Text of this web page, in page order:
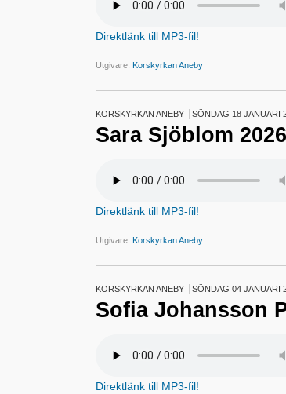
Direktlänk till MP3-fil!
Utgivare: Korskyrkan Aneby
KORSKYRKAN ANEBY SÖNDAG 18 JANUARI
Sara Sjöblom
Direktlänk till MP3-fil!
Utgivare: Korskyrkan Aneby
KORSKYRKAN ANEBY SÖNDAG 04 JANUARI
Sofia Johansson
Direktlänk till MP3-fil!